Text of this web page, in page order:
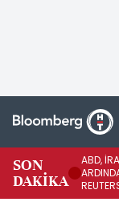
SON
DAKİKA
ABD,